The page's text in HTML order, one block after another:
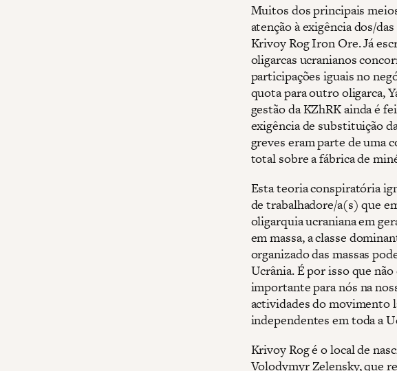
Muitos dos principais
atenção à exigência dos/
Krivoy Rog Iron Ore. Já
oligarcas ucranianos
participações iguais no
quota para outro oligarca,
gestão da KZhRK ainda é
exigência de substituição
greves eram parte de uma
total sobre a fábrica de
Esta teoria conspiratória
de trabalhadore/a(s) que
oligarquia ucraniana em
em massa, a classe
organizado das massas
Ucrânia. É por isso que
importante para nós na
actividades do movimento
independentes em toda a
Krivoy Rog é o local de
Volodymyr Zelensky, que